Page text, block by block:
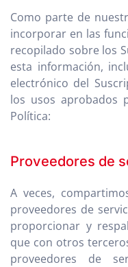
Como parte de
incorporar en las
recopilado sobre los
esta información,
electrónico del
los usos aprobados
Política:
Proveedores de
A veces,
proveedores de
proporcionar y
que con otros
proveedores de